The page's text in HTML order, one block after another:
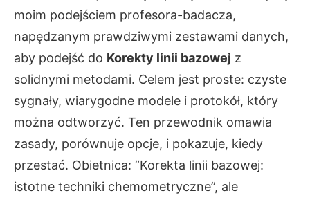
moim podejściem profesora-badacza,
napędzanym prawdziwymi zestawami danych,
aby podejść do Korekty linii bazowej z
solidnymi metodami. Celem jest proste: czyste
sygnały, wiarygodne modele i protokół, który
można odtworzyć. Ten przewodnik omawia
zasady, porównuje opcje, i pokazuje, kiedy
przestać. Obietnica: “Korekta linii bazowej:
istotne techniki chemometryczne”, ale